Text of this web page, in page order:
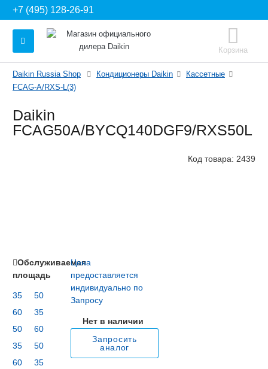
+7 (495) 128-26-91
Корзина
Daikin Russia Shop Кондиционеры Daikin
Кассетные
FCAG-A/RXS-L(3)
Daikin
FCAG50A/BYCQ140DGF9/RXS50L
Код товара: 2439
Цена
предоставляется
индивидуально по
Запросу
Нет в наличии
Запросить
аналог
Обслуживаемая
площадь
35
50
60
35
50
60
35
50
60
35